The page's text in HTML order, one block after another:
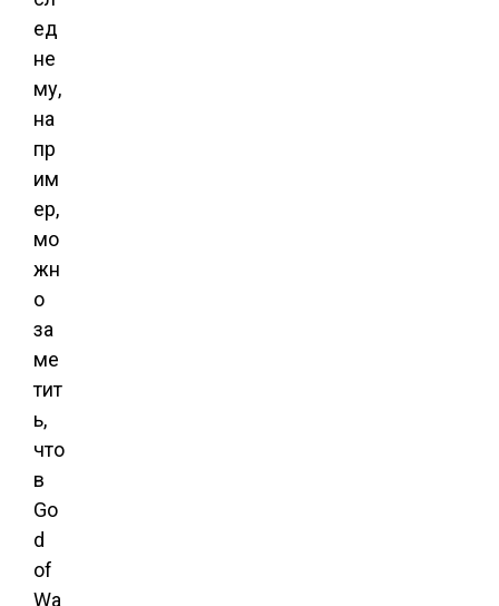
ед
не
му,
на
пр
им
ер,
мо
жн
о
за
ме
тит
ь,
что
в
Go
d
of
Wa